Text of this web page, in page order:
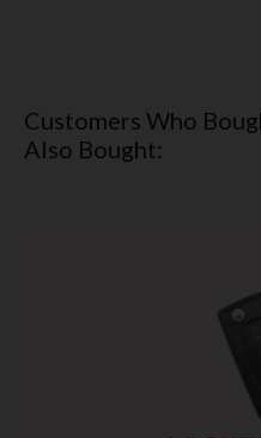
Customers Who
Also Bought: